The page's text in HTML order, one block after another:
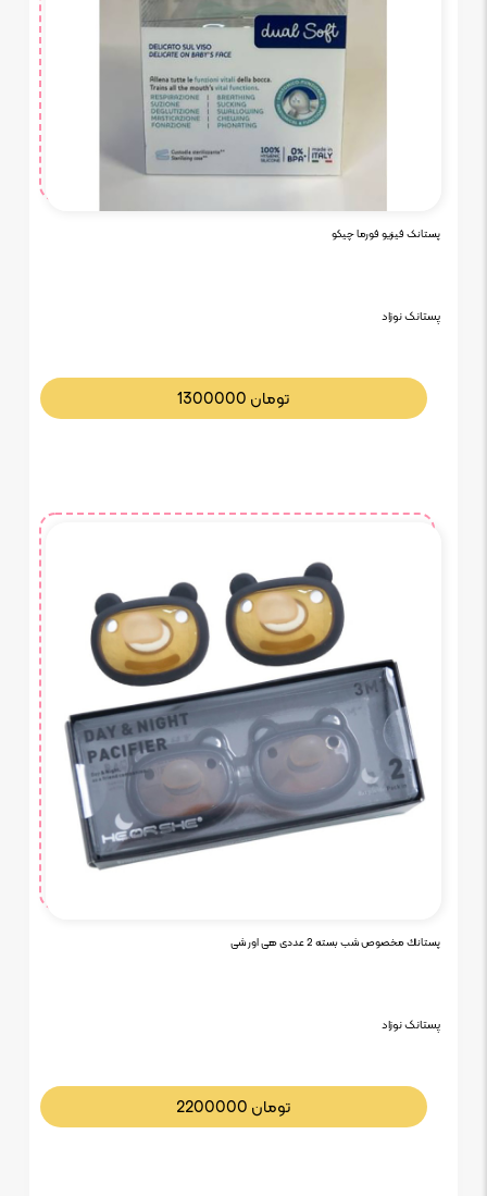
پستانک فیزیو فورما چیکو
پستانک نوزاد
1300000 تومان
پستانك مخصوص شب بسته 2 عددی هی اور شی
پستانک نوزاد
2200000 تومان